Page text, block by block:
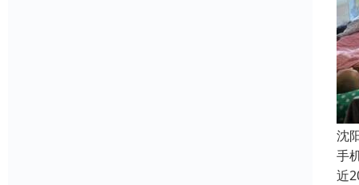
沈
手
近